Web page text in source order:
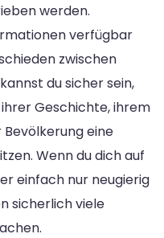
werden.
verfügbar
zwischen
du sicher sein,
Geschichte, ihrem
eine
Wenn du dich auf
einfach nur neugierig
sicherlich viele